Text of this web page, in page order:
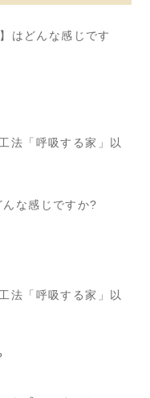
はどんな感じです
法「呼吸する家」以
んな感じですか?
法「呼吸する家」以